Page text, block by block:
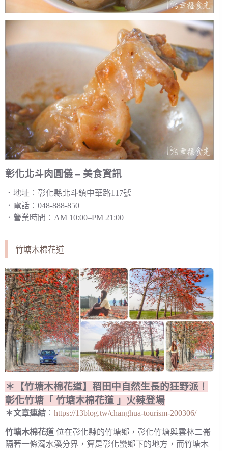
彰化北斗肉圓儀 – 美食資訊
．地址︰彰化縣北斗鎮中華路117號
．電話︰048-888-850
．營業時間︰AM 10:00–PM 21:00
竹塘木棉花道
＊【竹塘木棉花道】稻田中自然生長的狂野派！
彰化竹塘「 竹塘木棉花道 」火辣登場
＊文章連結 ︰ https://13blog.tw/changhua-tourism-200306/
竹塘木棉花道 位在彰化縣的竹塘鄉，彰化竹塘與雲林二崙
隔著一條濁水溪分界，算是彰化蠻鄉下的地方，而竹塘木